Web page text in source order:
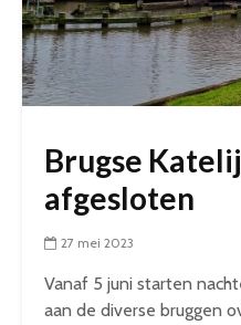
Brugse
afgesloten
27 mei 2023
Vanaf 5 juni starten
aan de diverse bruggen